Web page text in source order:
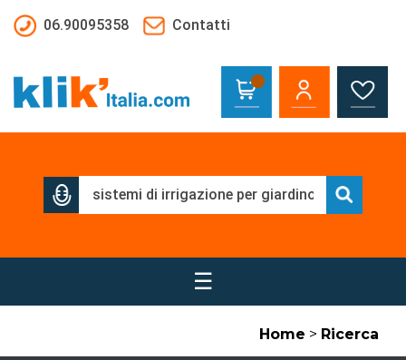
06.90095358
Contatti
☰
Home > Ricerca